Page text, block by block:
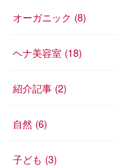
オーガニック (8)
ヘナ美容室 (18)
紹介記事 (2)
自然 (6)
子ども (3)